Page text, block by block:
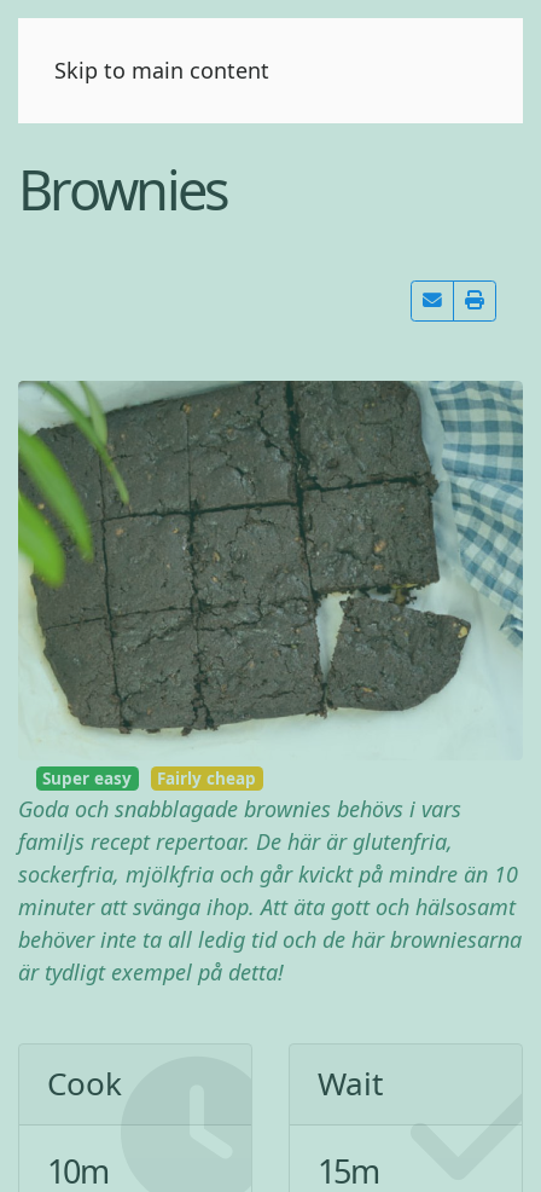
Skip to main content
Brownies
Super easy Fairly cheap
Goda och snabblagade brownies behövs i vars
familjs recept repertoar. De här är glutenfria,
sockerfria, mjölkfria och går kvickt på mindre än 10
minuter att svänga ihop. Att äta gott och hälsosamt
behöver inte ta all ledig tid och de här browniesarna
är tydligt exempel på detta!
Cook
10m
Wait
15m